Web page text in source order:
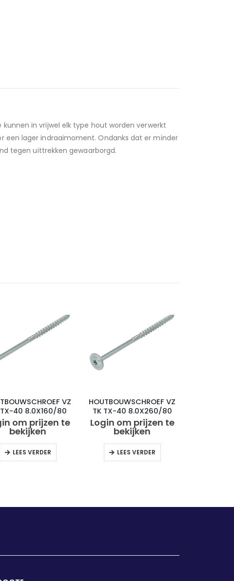
in vrijwel elk type hout worden verwerkt
een lager indraaimoment. Ondanks dat er minder
tegen uittrekken gewaarborgd.
VZ
TX-40 8.0X160/80
(50)
om prijzen te
bekijken
LEES VERDER
HOUTBOUWSCHROEF VZ
TK TX-40 8.0X260/80
(50)
Login om prijzen te
bekijken
LEES VERDER